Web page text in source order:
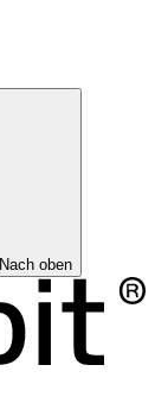
Nach oben